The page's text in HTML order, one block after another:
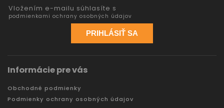
Vložením e-mailu súhlasíte s
podmienkami ochrany osobných údajov
PRIHLÁSIŤ SA
Informácie pre vás
Obchodné podmienky
Podmienky ochrany osobných údajov